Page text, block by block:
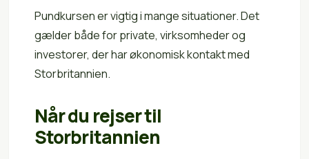
Pundkursen er vigtig i mange situationer. Det
gælder både for private, virksomheder og
investorer, der har økonomisk kontakt med
Storbritannien.
Når du rejser til
Storbritannien